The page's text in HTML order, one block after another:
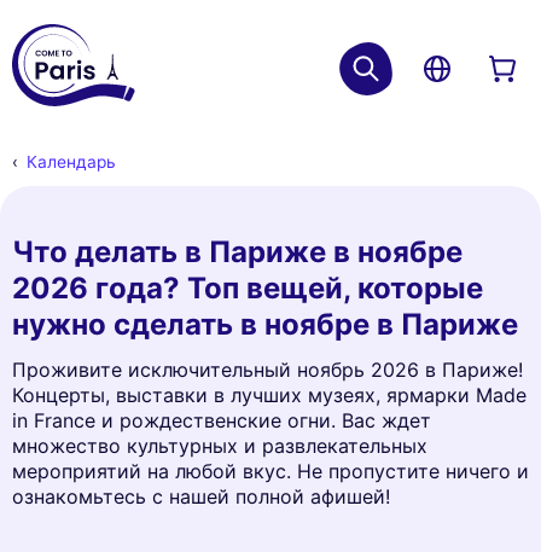
Календарь
Что делать в Париже в ноябре
2026 года? Топ вещей, которые
нужно сделать в ноябре в Париже
Проживите исключительный ноябрь 2026 в Париже!
Концерты, выставки в лучших музеях, ярмарки Made
in France и рождественские огни. Вас ждет
множество культурных и развлекательных
мероприятий на любой вкус. Не пропустите ничего и
ознакомьтесь с нашей полной афишей!